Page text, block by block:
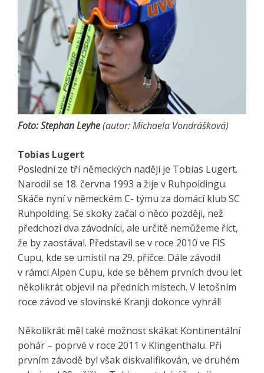
Foto: Stephan Leyhe(autor: Michaela Vondrášková)
Tobias Lugert
Poslední ze tří německých nadějí je Tobias Lugert.
Narodil se 18. června 1993 a žije v Ruhpoldingu.
Skáče nyní v německém C- týmu za domácí klub SC
Ruhpolding. Se skoky začal o něco později, než
předchozí dva závodníci, ale určitě nemůžeme říct,
že by zaostával. Představil se v roce 2010 ve FIS
Cupu, kde se umístil na 29. příčce. Dále závodil
v rámci Alpen Cupu, kde se během prvních dvou let
několikrát objevil na předních místech. V letošním
roce závod ve slovinské Kranji dokonce vyhrál!
Několikrát měl také možnost skákat Kontinentální
pohár – poprvé v roce 2011 v Klingenthalu. Při
prvním závodě byl však diskvalifikován, ve druhém